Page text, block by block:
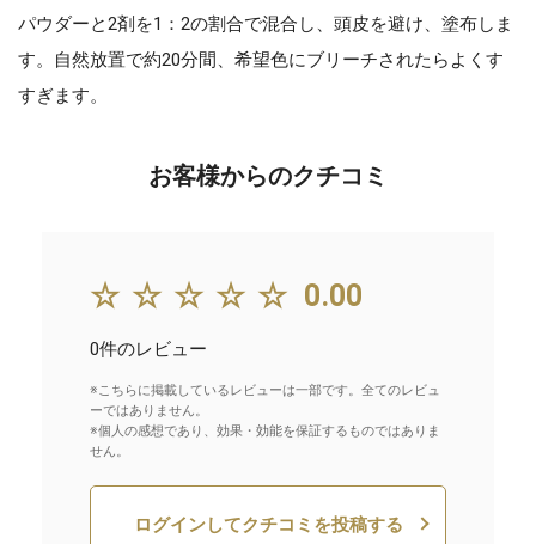
パウダーと2剤を1：2の割合で混合し、頭皮を避け、塗布しま
す。自然放置で約20分間、希望色にブリーチされたらよくす
すぎます。
お客様からのクチコミ
☆☆☆☆☆ 0.00
0件のレビュー
※こちらに掲載しているレビューは一部です。全てのレビュ
ーではありません。
※個人の感想であり、効果・効能を保証するものではありま
せん。
ログインしてクチコミを投稿する